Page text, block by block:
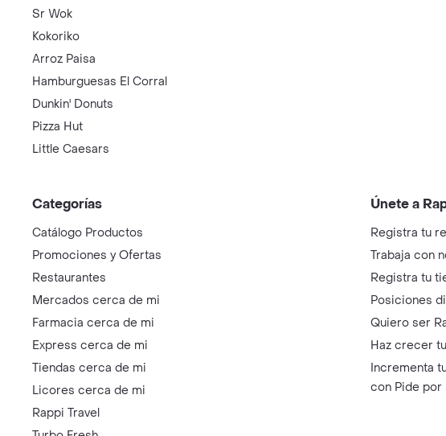
Sr Wok
Kokoriko
Arroz Paisa
Hamburguesas El Corral
Dunkin' Donuts
Pizza Hut
Little Caesars
Categorías
Catálogo Productos
Promociones y Ofertas
Restaurantes
Mercados cerca de mi
Farmacia cerca de mi
Express cerca de mi
Tiendas cerca de mi
Licores cerca de mi
Rappi Travel
Únete a
Registra tu
Trabaja con
Registra tu
Posiciones
Quiero ser
Haz crecer
Incrementa
con Pide por